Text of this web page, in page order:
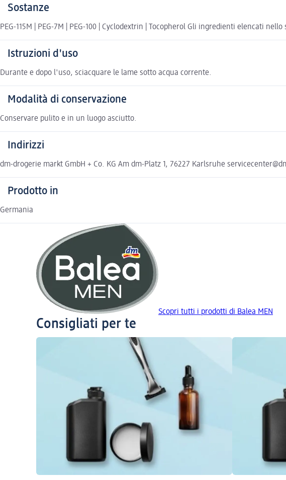
Sostanze
PEG-115M | PEG-7M | PEG-100 | Cyclodextrin | Tocopherol Gli ingredienti elencati
Istruzioni d'uso
Durante e dopo l'uso, sciacquare le lame sotto acqua corrente.
Modalità di conservazione
Conservare pulito e in un luogo asciutto.
Indirizzi
dm-drogerie markt GmbH + Co. KG Am dm-Platz 1, 76227 Karlsruhe
Prodotto in
Germania
Scopri tutti i prodotti di Balea MEN
Consigliati per te